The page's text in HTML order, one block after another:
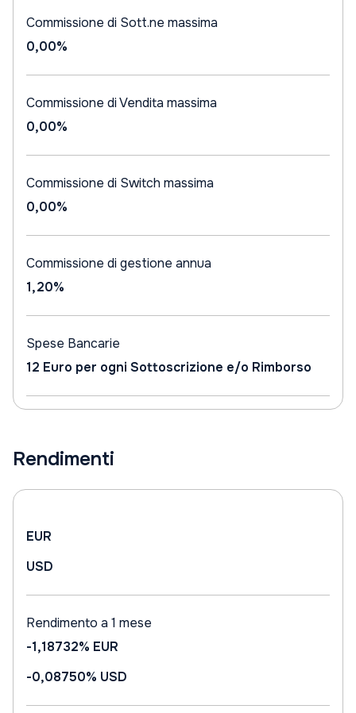
Commissione di Sott.ne massima
0,00%
Commissione di Vendita massima
0,00%
Commissione di Switch massima
0,00%
Commissione di gestione annua
1,20%
Spese Bancarie
12 Euro per ogni Sottoscrizione e/o Rimborso
Rendimenti
EUR
USD
Rendimento a 1 mese
-1,18732% EUR
-0,08750% USD